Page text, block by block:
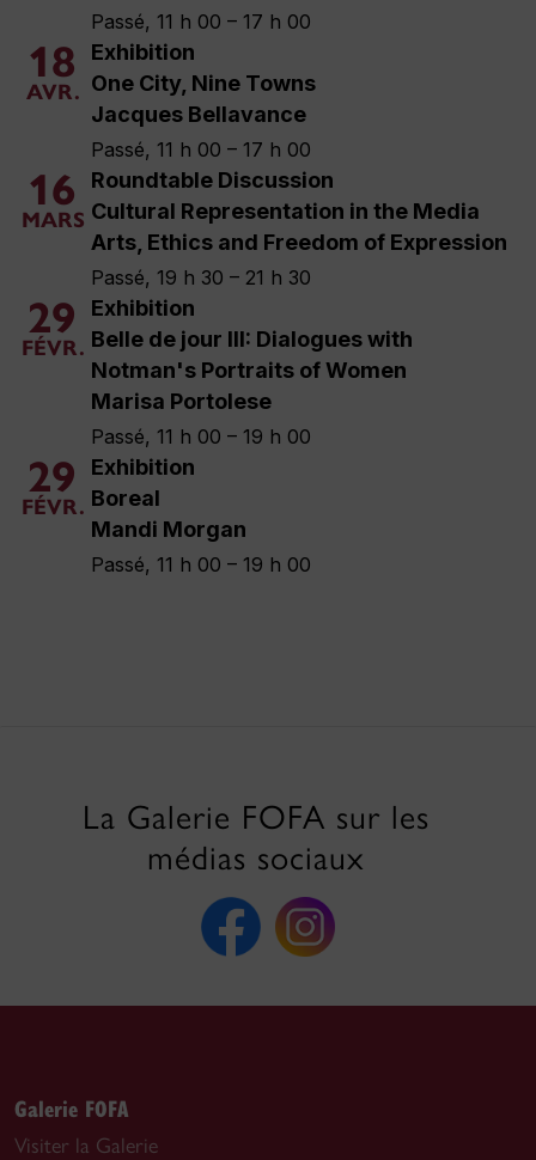
Passé, 11 h 00 – 17 h 00
18
AVR.
Exhibition
One City, Nine Towns
Jacques Bellavance
Passé, 11 h 00 – 17 h 00
16
MARS
Roundtable Discussion
Cultural Representation in the Media
Arts, Ethics and Freedom of Expression
Passé, 19 h 30 – 21 h 30
29
FÉVR.
Exhibition
Belle de jour III: Dialogues with
Notman's Portraits of Women
Marisa Portolese
Passé, 11 h 00 – 19 h 00
29
FÉVR.
Exhibition
Boreal
Mandi Morgan
Passé, 11 h 00 – 19 h 00
La Galerie FOFA sur les
médias sociaux
Galerie FOFA
Visiter la Galerie